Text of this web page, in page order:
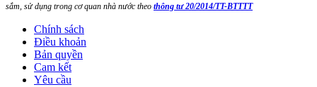
sắm, sử dụng trong cơ quan nhà nước theo thông tư 20/2014/TT-BTTTT
Chính sách
Điều khoản
Bản quyền
Cam kết
Yêu cầu